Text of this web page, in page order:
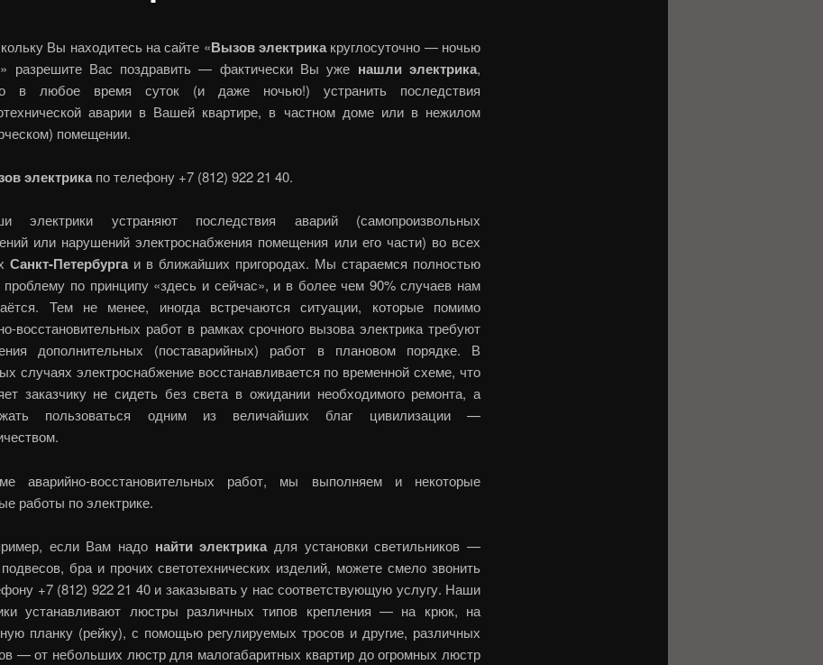
Вы находитесь на сайте «Вызов электрикакруглосуточно — ночью
разрешите Вас поздравить — фактически Вы уже нашли электрика,
в любое время суток (и даже ночью!) устранить последствия
аварии в Вашей квартире, в частном доме или в нежилом
помещении.
электрикапо телефону +7 (812) 922 21 40.
электрики устраняют последствия аварий (самопроизвольных
или нарушений электроснабжения помещения или его части) во всех
Санкт-Петербургаи в ближайших пригородах. Мы стараемся полностью
проблему по принципу «здесь и сейчас», и в более чем 90% случаев нам
Тем не менее, иногда встречаются ситуации, которые помимо
восстановительных работ в рамках срочного вызова электрика требуют
дополнительных (поставарийных) работ в плановом порядке. В
случаях электроснабжение восстанавливается по временной схеме, что
заказчику не сидеть без света в ожидании необходимого ремонта, а
пользоваться одним из величайших благ цивилизации —
аварийно-восстановительных работ, мы выполняем и некоторые
работы по электрике.
если Вам надо найти электрикадля установки светильников —
бра и прочих светотехнических изделий, можете смело звонить
+7 (812) 922 21 40 и заказывать у нас соответствующую услугу. Наши
устанавливают люстры различных типов крепления — на крюк, на
планку (рейку), с помощью регулируемых тросов и другие, различных
— от небольших люстр для малогабаритных квартир до огромных люстр